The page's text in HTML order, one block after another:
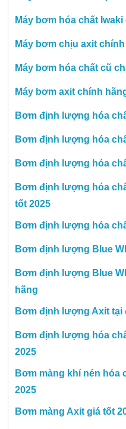
Máy bơm hóa chất
Máy bơm chịu axit
Máy bơm hóa chất cũ
Máy bơm axit chính
Bơm định lượng hóa
Bơm định lượng hóa
Bơm định lượng hóa
Bơm định lượng hóa
tốt 2025
Bơm định lượng hóa
Bơm định lượng Blue
Bơm định lượng Blue
hãng
Bơm định lượng Axit tại
Bơm định lượng hóa
2025
Bơm màng khí nén hóa
2025
Bơm màng Axit giá tốt